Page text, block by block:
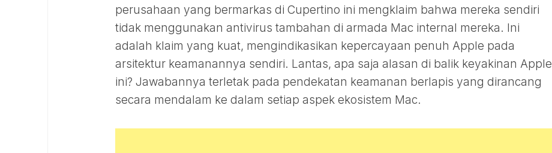
perusahaan yang bermarkas di Cupertino ini mengklaim bahwa mereka sendiri
tidak menggunakan antivirus tambahan di armada Mac internal mereka. Ini
adalah klaim yang kuat, mengindikasikan kepercayaan penuh Apple pada
arsitektur keamanannya sendiri. Lantas, apa saja alasan di balik keyakinan Apple
ini? Jawabannya terletak pada pendekatan keamanan berlapis yang dirancang
secara mendalam ke dalam setiap aspek ekosistem Mac.